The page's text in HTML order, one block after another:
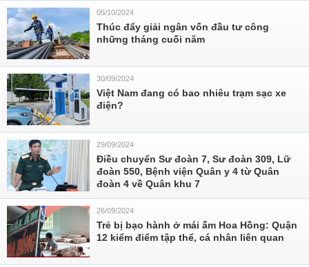
05/10/2024
Thúc đẩy giải ngân vốn đầu tư công
những tháng cuối năm
30/09/2024
Việt Nam đang có bao nhiêu trạm sạc xe
điện?
29/09/2024
Điều chuyển Sư đoàn 7, Sư đoàn 309, Lữ
đoàn 550, Bệnh viện Quân y 4 từ Quân
đoàn 4 về Quân khu 7
26/09/2024
Trẻ bị bạo hành ở mái ấm Hoa Hồng: Quận
12 kiểm điểm tập thể, cá nhân liên quan